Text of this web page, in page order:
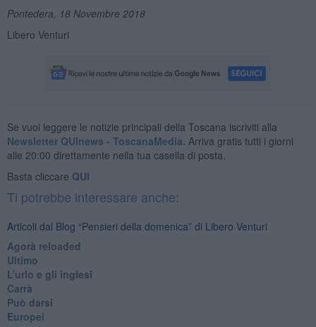
Pontedera, 18 Novembre 2018
Libero Venturi
Se vuoi leggere le notizie principali della Toscana iscriviti alla
Newsletter QUInews - ToscanaMedia. Arriva gratis tutti i giorni
alle 20:00 direttamente nella tua casella di posta.
Basta cliccare QUI
Ti potrebbe interessare anche:
Articoli dal Blog “Pensieri della domenica” di Libero Venturi
​Agorà reloaded
Ultimo
​L’urlo e gli inglesi
Carrà
Può darsi
Europei